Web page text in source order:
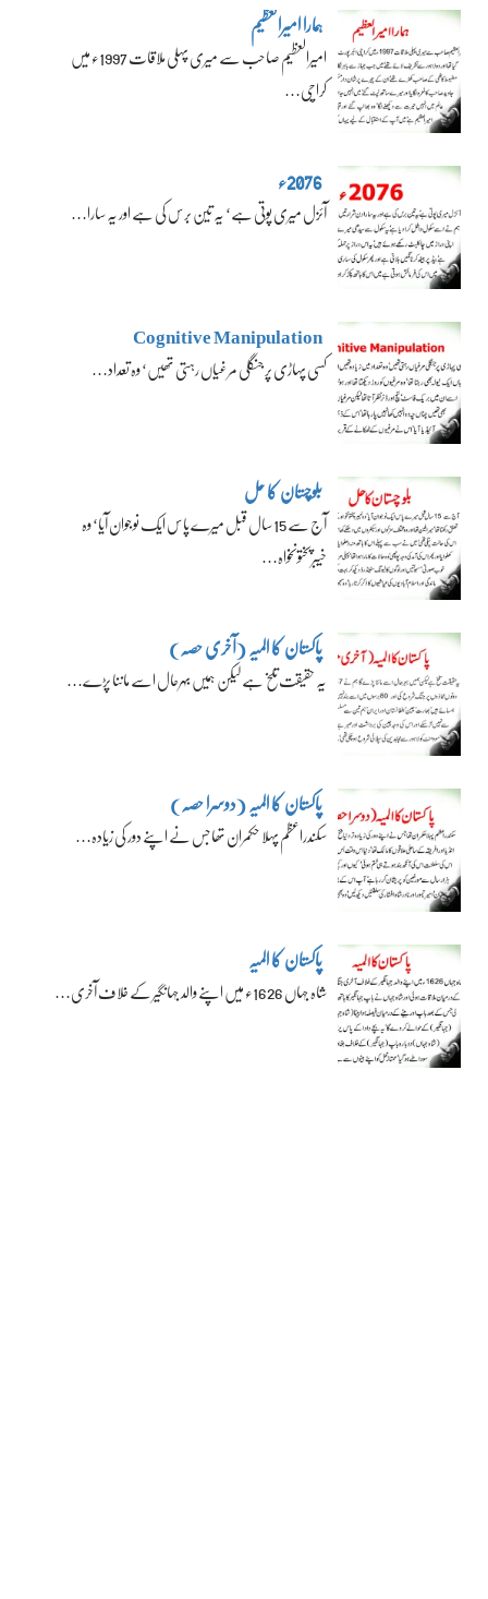
ہمارا امیرالعظیم
امیرالعظیم صاحب سے میری پہلی ملاقات 1997ء میں
کراچی…
2076ء
آئزل میری پوتی ہے‘ یہ تین برس کی ہے اور یہ سارا…
Cognitive Manipulation
کسی پہاڑی پر جنگلی مرغیاں رہتی تھیں‘ وہ تعداد…
بلوچستان کا حل
آج سے 15 سال قبل میرے پاس ایک نوجوان آیا‘ وہ
خیبرپختونخواہ…
پاکستان کا المیہ (آخری حصہ)
یہ حقیقت تلخ ہے لیکن ہمیں بہرحال اسے ماننا پڑے…
پاکستان کا المیہ (دوسرا حصہ)
سکندراعظم پہلا حکمران تھا جس نے اپنے دور کی زیادہ…
پاکستان کا المیہ
شاہ جہاں 1626ء میں اپنے والد جہانگیر کے خلاف آخری…